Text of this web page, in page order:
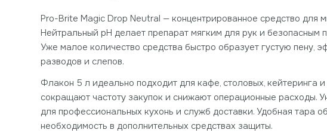
Pro-Brite Magic Drop Neutral — концентрированное средство для
Нейтральный pH делает препарат мягким для рук и
Уже малое количество средства быстро образует густую пену,
разводов и слепов.
Флакон 5 л идеально подходит для кафе, столовых,
сокращают частоту закупок и снижают операционные расходы.
для профессиональных кухонь и служб доставки. Удобная тара
необходимость в дополнительных средствах защиты.